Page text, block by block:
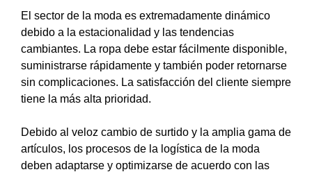
El sector de la moda es extremadamente dinámico
debido a la estacionalidad y las tendencias
cambiantes. La ropa debe estar fácilmente disponible,
suministrarse rápidamente y también poder retornarse
sin complicaciones. La satisfacción del cliente siempre
tiene la más alta prioridad.
Debido al veloz cambio de surtido y la amplia gama de
artículos, los procesos de la logística de la moda
deben adaptarse y optimizarse de acuerdo con las